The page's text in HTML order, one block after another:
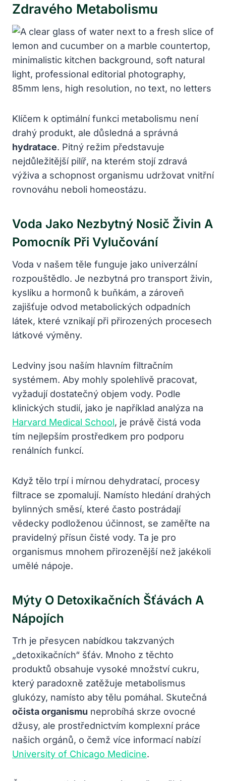
Zdravého Metabolismu
Klíčem k optimální funkci metabolismu není
drahý produkt, ale důsledná a správná
hydratace. Pitný režim představuje
nejdůležitější pilíř, na kterém stojí zdravá
výživa a schopnost organismu udržovat vnitřní
rovnováhu neboli homeostázu.
Voda Jako Nezbytný Nosič Živin A
Pomocník Při Vylučování
Voda v našem těle funguje jako univerzální
rozpouštědlo. Je nezbytná pro transport živin,
kyslíku a hormonů k buňkám, a zároveň
zajišťuje odvod metabolických odpadních
látek, které vznikají při přirozených procesech
látkové výměny.
Ledviny jsou naším hlavním filtračním
systémem. Aby mohly spolehlivě pracovat,
vyžadují dostatečný objem vody. Podle
klinických studií, jako je například analýza na
Harvard Medical School, je právě čistá voda
tím nejlepším prostředkem pro podporu
renálních funkcí.
Když tělo trpí i mírnou dehydratací, procesy
filtrace se zpomalují. Namísto hledání drahých
bylinných směsí, které často postrádají
vědecky podloženou účinnost, se zaměřte na
pravidelný přísun čisté vody. Ta je pro
organismus mnohem přirozenější než jakékoli
umělé nápoje.
Mýty O Detoxikačních Šťávách A
Nápojích
Trh je přesycen nabídkou takzvaných
„detoxikačních“ šťáv. Mnoho z těchto
produktů obsahuje vysoké množství cukru,
který paradoxně zatěžuje metabolismus
glukózy, namísto aby tělu pomáhal. Skutečná
očista organismu neprobíhá skrze ovocné
džusy, ale prostřednictvím komplexní práce
našich orgánů, o čemž více informací nabízí
University of Chicago Medicine.